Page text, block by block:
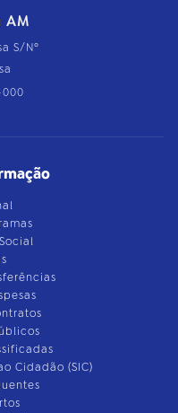
AM
S/Nº
000
Cidadão (SIC)